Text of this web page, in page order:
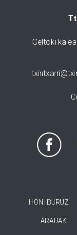
Geltoki
HONI BURUZ
ARAUAK